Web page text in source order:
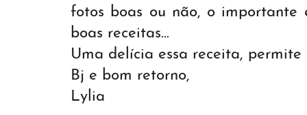
fotos boas ou não, o
boas receitas...
Uma delícia essa receita, permite
Bj e bom retorno,
Lylia